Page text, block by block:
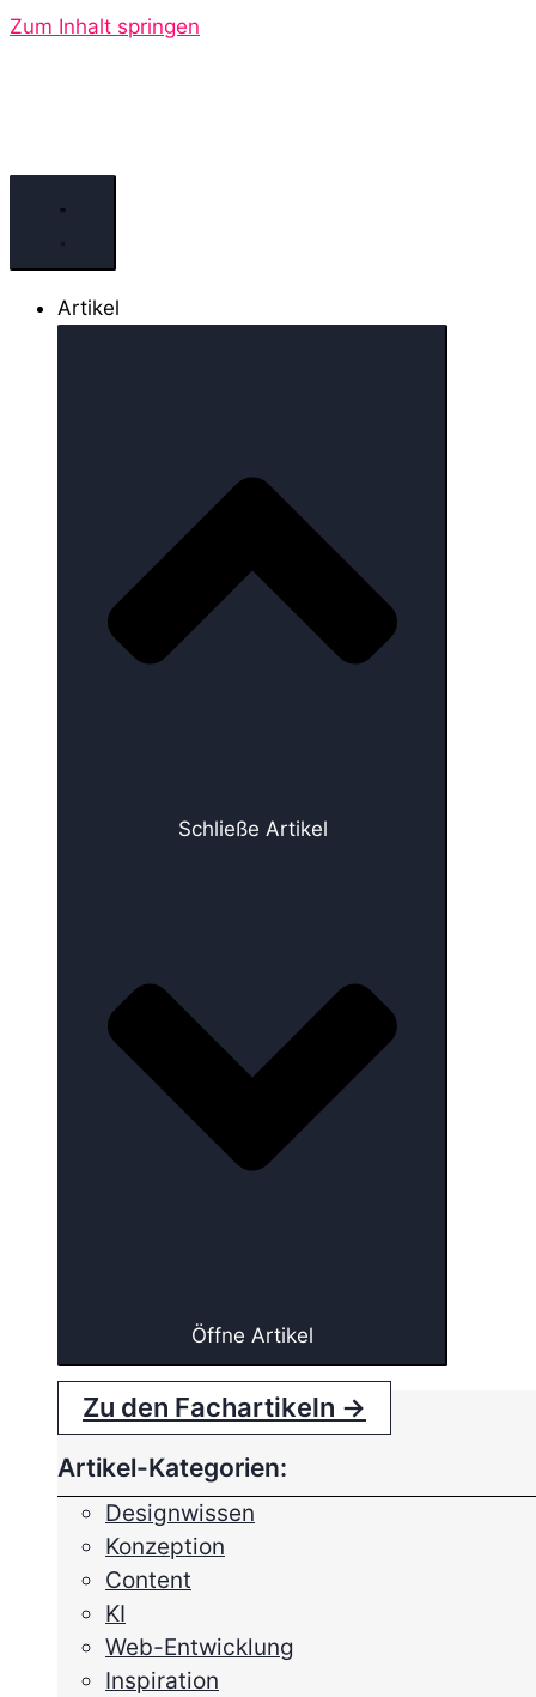
Zum Inhalt springen
Artikel
Schließe Artikel
Öffne Artikel
Zu den Fachartikeln →
Artikel-Kategorien:
Designwissen
Konzeption
Content
KI
Web-Entwicklung
Inspiration